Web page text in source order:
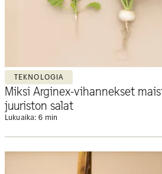
TEKNOLOGIA
Miksi Arginex-vihannekset
juuriston salat
Lukuaika: 6 min